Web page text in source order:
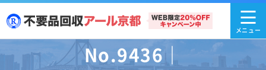
No.9436｜